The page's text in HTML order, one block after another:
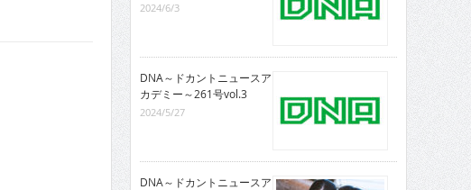
2024/6/3
DNA～ドカントニュースア
カデミー～261号vol.3
2024/5/27
DNA～ドカントニュースア